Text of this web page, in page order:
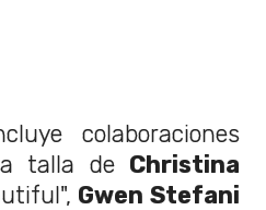
colaboraciones
talla de Christina
Gwen Stefani